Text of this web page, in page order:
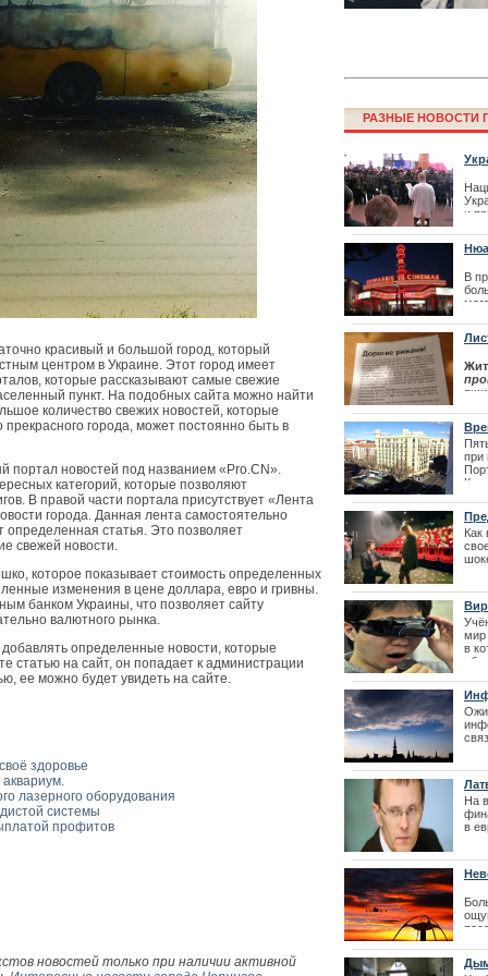
красивый и большой город, который
центром в Украине. Этот город имеет
которые рассказывают самые свежие
пункт. На подобных сайта можно найти
количество свежих новостей, которые
прекрасного города, может постоянно быть в
новостей под названием «Pro.CN».
категорий, которые позволяют
В правой части портала присутствует «Лента
города. Данная лента самостоятельно
определенная статья. Это позволяет
свежей новости.
которое показывает стоимость определенных
изменения в цене доллара, евро и гривны.
банком Украины, что позволяет сайту
валютного рынка.
определенные новости, которые
статью на сайт, он попадает к администрации
ее можно будет увидеть на сайте.
здоровье
лазерного оборудования
системы
профитов
новостей только при наличии активной
Как получить
Престо
Лайма
фестиваля
Бюро
очереди
РАЗНЫЕ НОВОСТИ
и
|
В
|
|
при
|
Как
мир
в
На
в
же